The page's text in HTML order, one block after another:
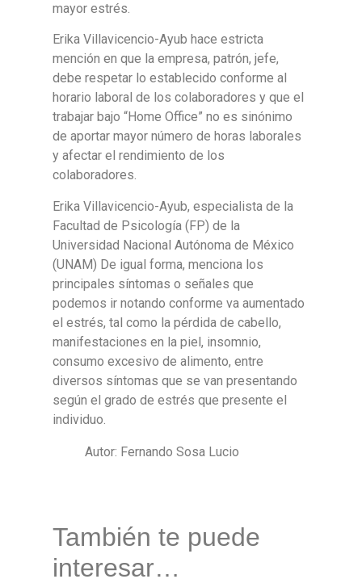
mayor estrés.
Erika Villavicencio-Ayub hace estricta
mención en que la empresa, patrón, jefe,
debe respetar lo establecido conforme al
horario laboral de los colaboradores y que el
trabajar bajo “Home Office” no es sinónimo
de aportar mayor número de horas laborales
y afectar el rendimiento de los
colaboradores.
Erika Villavicencio-Ayub, especialista de la
Facultad de Psicología (FP) de la
Universidad Nacional Autónoma de México
(UNAM) De igual forma, menciona los
principales síntomas o señales que
podemos ir notando conforme va aumentado
el estrés, tal como la pérdida de cabello,
manifestaciones en la piel, insomnio,
consumo excesivo de alimento, entre
diversos síntomas que se van presentando
según el grado de estrés que presente el
individuo.
Autor: Fernando Sosa Lucio
También te puede
interesar…